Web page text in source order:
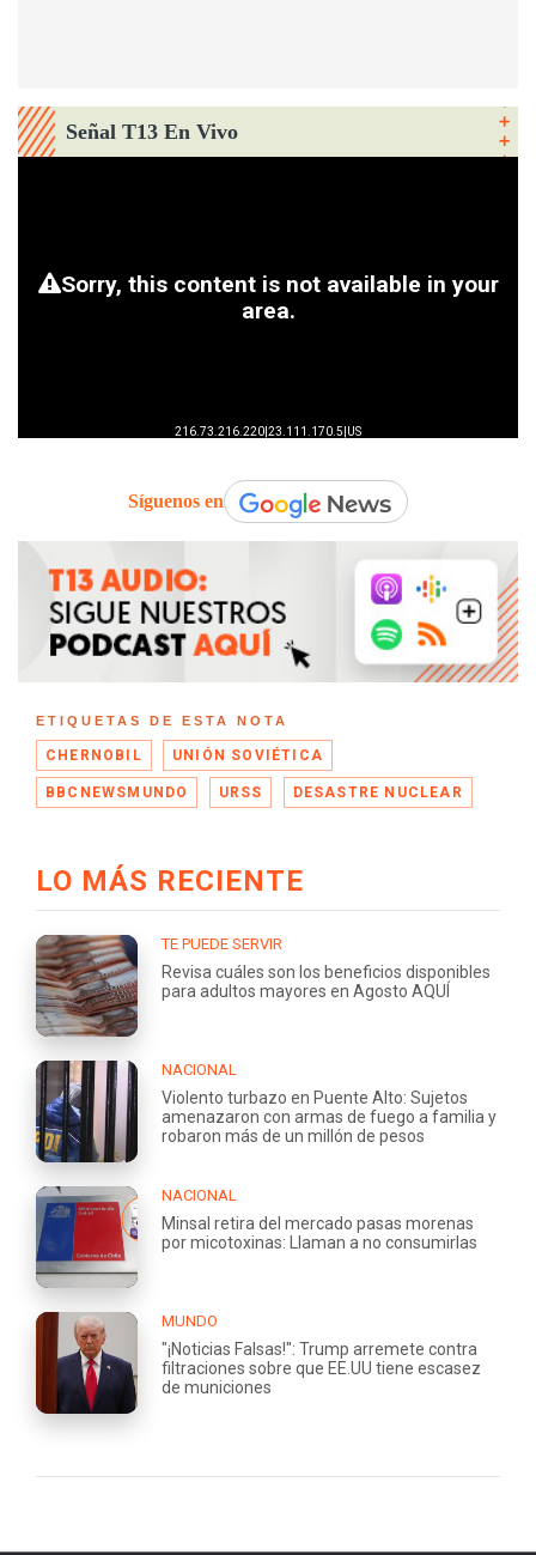
Señal T13 En Vivo
Síguenos en
ETIQUETAS DE ESTA NOTA
CHERNOBIL UNIÓN SOVIÉTICA
BBCNEWSMUNDO URSS DESASTRE NUCLEAR
LO MÁS RECIENTE
TE PUEDE SERVIR
Revisa cuáles son los beneficios disponibles
para adultos mayores en Agosto AQUÍ
NACIONAL
Violento turbazo en Puente Alto: Sujetos
amenazaron con armas de fuego a familia y
robaron más de un millón de pesos
NACIONAL
Minsal retira del mercado pasas morenas
por micotoxinas: Llaman a no consumirlas
MUNDO
"¡Noticias Falsas!": Trump arremete contra
filtraciones sobre que EE.UU tiene escasez
de municiones